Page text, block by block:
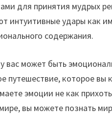
для принятия мудрых
интуитивные удары как
содержания.
вас может быть
путешествие, которое вы
эмоции не как прихоть
вы можете познать